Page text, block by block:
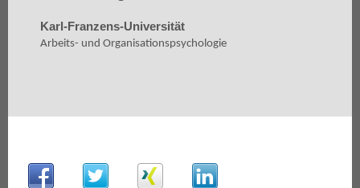
Karl-Franzens-Universität
Arbeits- und Organisationspsychologie